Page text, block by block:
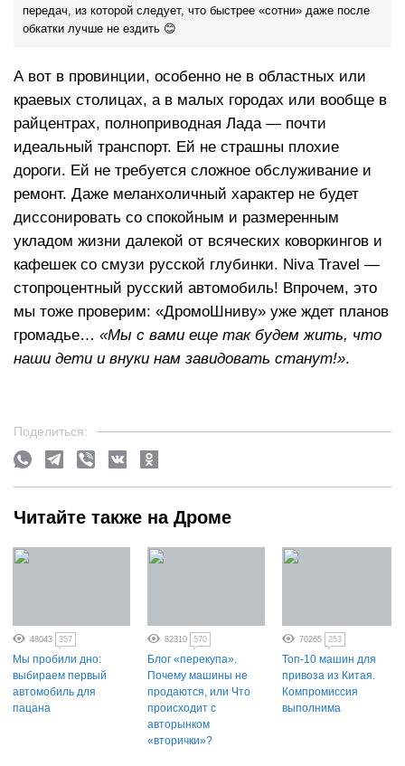
передач, из которой следует, что быстрее «сотни» даже после
обкатки лучше не ездить 😊
А вот в провинции, особенно не в областных или
краевых столицах, а в малых городах или вообще в
райцентрах, полноприводная Лада — почти
идеальный транспорт. Ей не страшны плохие
дороги. Ей не требуется сложное обслуживание и
ремонт. Даже меланхоличный характер не будет
диссонировать со спокойным и размеренным
укладом жизни далекой от всяческих коворкингов и
кафешек со смузи русской глубинки. Niva Travel —
стопроцентный русский автомобиль! Впрочем, это
мы тоже проверим: «ДромоШниву» уже ждет планов
громадье… «Мы с вами еще так будем жить, что
наши дети и внуки нам завидовать станут!».
Поделиться:
Читайте также на Дроме
48043 357
Мы пробили дно:
выбираем первый
автомобиль для
пацана
82310 570
Блог «перекупа».
Почему машины не
продаются, или Что
происходит с
авторынком
«вторички»?
70265 253
Топ-10 машин для
привоза из Китая.
Компромиссия
выполнима